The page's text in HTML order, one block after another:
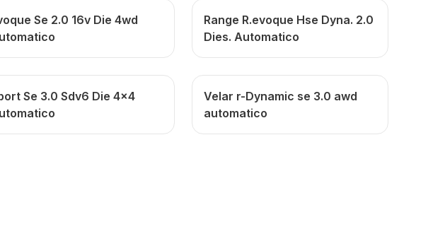
Se 2.0 16v Die 4wd
Range R.evoque Hse Dyna. 2.0
Dies. Automatico
Se 3.0 Sdv6 Die 4x4
Velar r-Dynamic se 3.0 awd
automatico